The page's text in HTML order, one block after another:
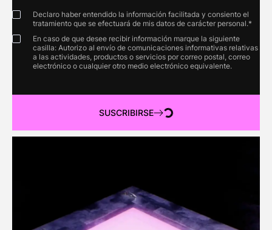
Declaro haber entendido la información facilitada y consiento el
tratamiento que se efectuará de mis datos de carácter personal.*
En caso de que desee recibir información marque la siguiente
casilla: Autorizo al envío de comunicaciones informativas relativas
a las actividades, productos o servicios por correo postal, correo
electrónico o cualquier otro medio electrónico equivalente.
SUSCRIBIRSE